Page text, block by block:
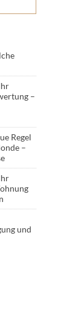
–
Regel
–
und